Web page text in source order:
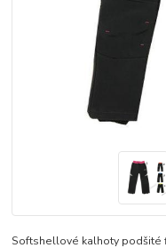
Softshellové kalhoty podšité